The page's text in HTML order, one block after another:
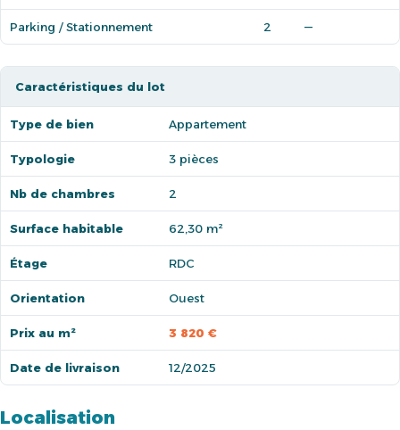
Parking / Stationnement 2 —
Caractéristiques du lot
Type de bien Appartement
Typologie 3 pièces
Nb de chambres 2
Surface habitable 62,30 m²
Étage RDC
Orientation Ouest
Prix au m² 3 820 €
Date de livraison 12/2025
Localisation